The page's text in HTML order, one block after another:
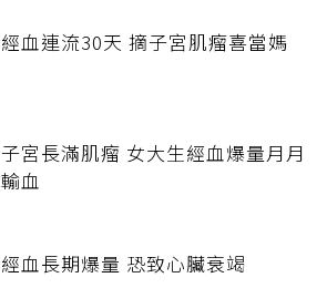
經血連流30天 摘子宮肌瘤喜當媽
子宮長滿肌瘤 女大生經血爆量月月
輸血
經血長期爆量 恐致心臟衰竭